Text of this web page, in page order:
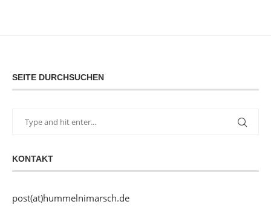
SEITE DURCHSUCHEN
KONTAKT
post(at)hummelnimarsch.de